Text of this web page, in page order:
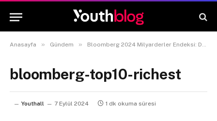
Anasayfa » Gündem » Bloomberg 2024 Milyarderler Endeksi: Dünyanın En Zenginleri Belli Oldu
bloomberg-top10-richest
Youthall 7 Eylül 2024 1 dk okuma süresi